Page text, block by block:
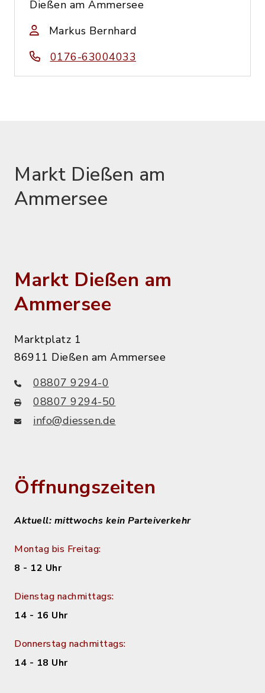
Dießen am Ammersee
Markus Bernhard
0176-63004033
Markt Dießen am
Ammersee
Markt Dießen am
Ammersee
Marktplatz 1
86911 Dießen am Ammersee
08807 9294-0
08807 9294-50
info@diessen.de
Öffnungszeiten
Aktuell: mittwochs kein Parteiverkehr
Montag bis Freitag:
8 - 12 Uhr
Dienstag nachmittags:
14 - 16 Uhr
Donnerstag nachmittags:
14 - 18 Uhr